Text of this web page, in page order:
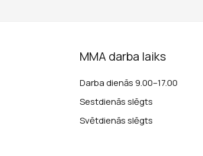
MMA darba laiks
Darba dienās 9.00–17.00
Sestdienās slēgts
Svētdienās slēgts